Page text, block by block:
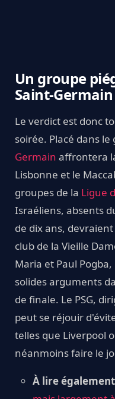
Un groupe
Saint-Germain
Le verdict est donc
soirée. Placé dans le
Germain affrontera
Lisbonne et le
groupes de la Ligue
Israéliens, absents
de dix ans,
club de la Vieille
Maria et Paul
solides arguments
de finale. Le PSG,
peut se réjouir
telles que Liverpool
néanmoins faire le
À lire également